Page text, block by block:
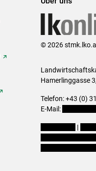
© 2026
Hamerlinggasse
Telefon: +43 (0)
E-Mail:
|